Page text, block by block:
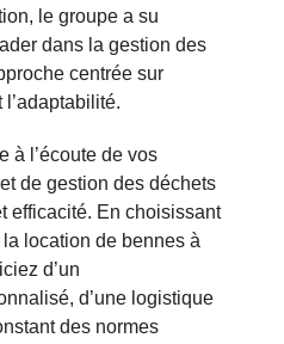
le groupe a su
dans la gestion des
centrée sur
l’adaptabilité.
à l’écoute de vos
de gestion des déchets
efficacité. En choisissant
location de bennes à
d’un
d’une logistique
des normes